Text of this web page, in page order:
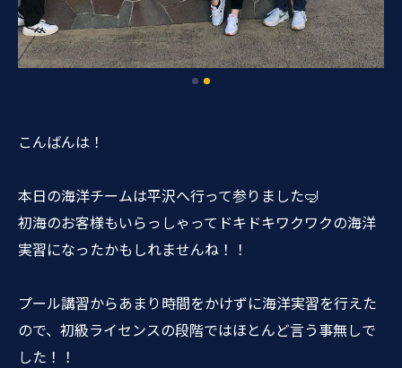
こんばんは！
本日の海洋チームは平沢へ行って参りました🤿
初海のお客様もいらっしゃってドキドキワクワクの海洋
実習になったかもしれませんね！！
プール講習からあまり時間をかけずに海洋実習を行えた
ので、初級ライセンスの段階ではほとんど言う事無しで
した！！